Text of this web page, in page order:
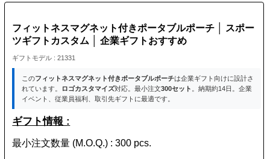
フィットネスマグネット付きポータブルポーチ │ スポー
ツギフトカスタム │ 企業ギフトおすすめ
ギフトモデル : 21331
このフィットネスマグネット付きポータブルポーチは企業ギフト向けに設計さ
れています。
ロゴカスタマイズ対応。最小注文300セット
。納期約14日。企業
イベント、従業員福利、取引先ギフトに最適です。
ギフト情報 :
最小注文数量 (M.O.Q.) : 300 pcs.